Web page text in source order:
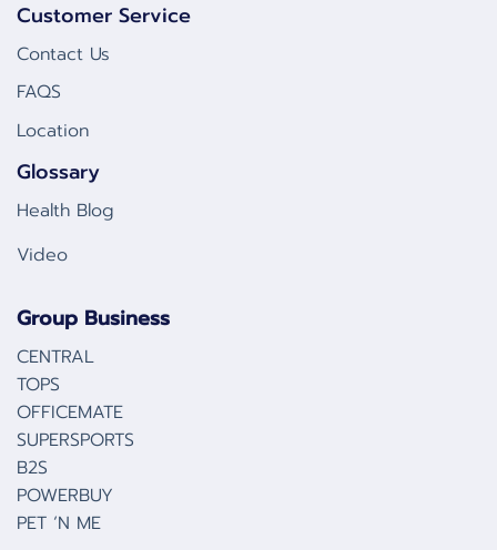
Customer Service
Contact Us
FAQS
Location
Glossary
Health Blog
Video
Group Business
CENTRAL
TOPS
OFFICEMATE
SUPERSPORTS
B2S
POWERBUY
PET ‘N ME